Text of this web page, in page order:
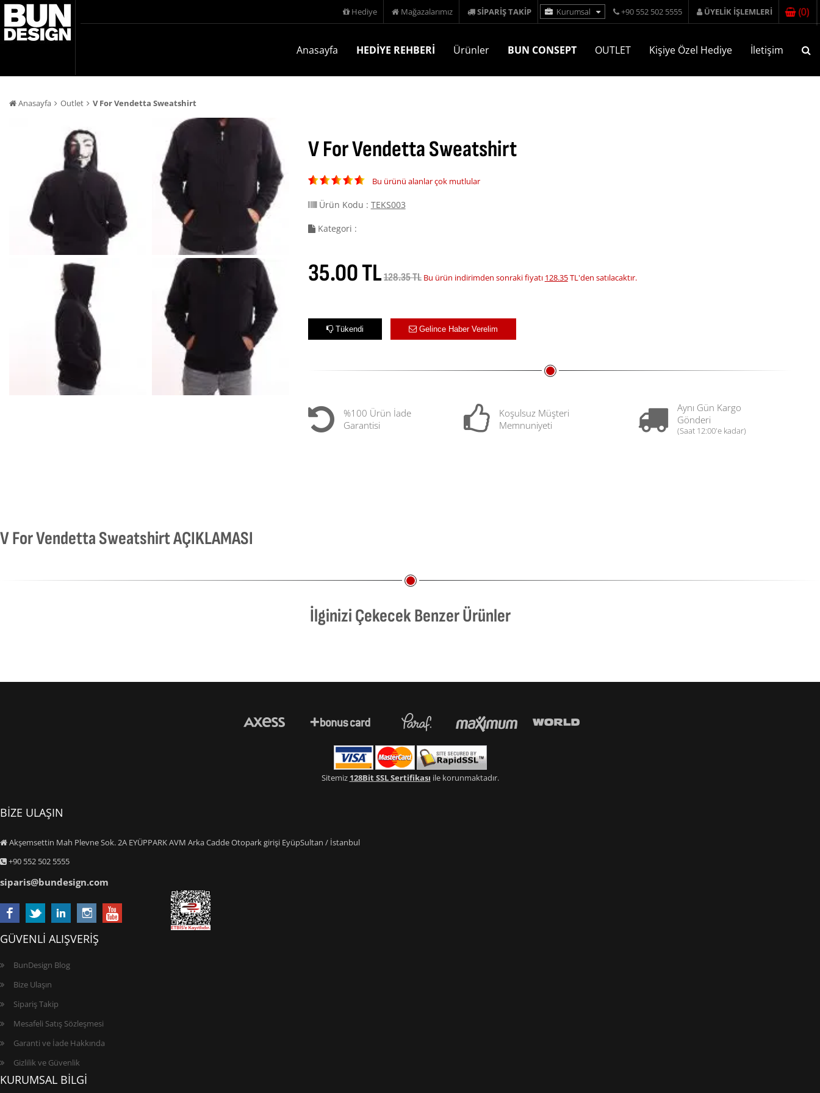
Hediye Mağazalarımız SİPARİŞ TAKİP Kurumsal +90 552 502 5555 ÜYELİK İŞLEMLERİ (0)
Anasayfa HEDİYE REHBERİ Ürünler BUN CONSEPT OUTLET Kişiye Özel Hediye İletişim
Anasayfa Outlet V For Vendetta Sweatshirt
V For Vendetta Sweatshirt
Bu ürünü alanlar çok mutlular
Ürün Kodu : TEKS003
Kategori :
35.00 TL128.35 TL Bu ürün indirimden sonraki fiyatı 128.35TL'den satılacaktır.
Tükendi Gelince Haber Verelim
%100 Ürün İade
Garantisi
Koşulsuz Müşteri
Memnuniyeti
Aynı Gün Kargo
Gönderi
(Saat 12:00'e kadar)
V For Vendetta Sweatshirt AÇIKLAMASI
İlginizi Çekecek Benzer Ürünler
Sitemiz 128Bit SSL Sertifikası ile korunmaktadır.
BİZE ULAŞIN
Akşemsettin Mah Plevne Sok. 2A EYÜPPARK AVM Arka Cadde Otopark girişi EyüpSultan / İstanbul
+90 552 502 5555
siparis@bundesign.com
GÜVENLİ ALIŞVERİŞ
BunDesign Blog
Bize Ulaşın
Sipariş Takip
Mesafeli Satış Sözleşmesi
Garanti ve İade Hakkında
Gizlilik ve Güvenlik
KURUMSAL BİLGİ